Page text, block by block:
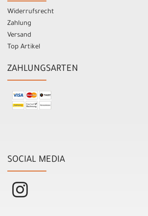
Widerrufsrecht
Zahlung
Versand
Top Artikel
ZAHLUNGSARTEN
SOCIAL MEDIA